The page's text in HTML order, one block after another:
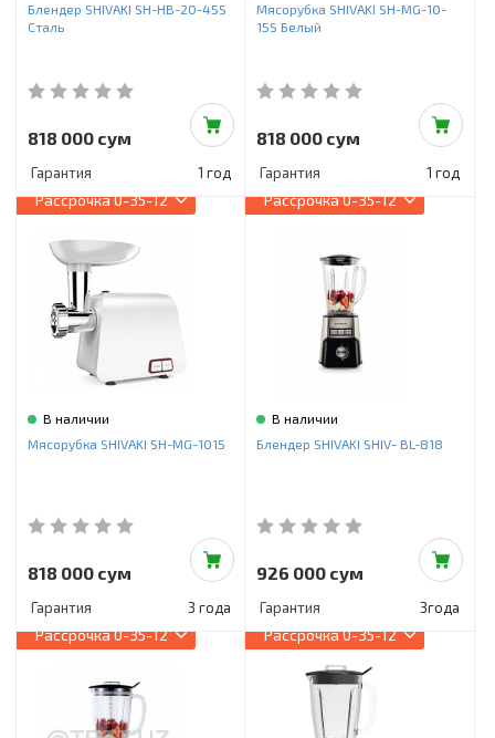
Блендер SHIVAKI SH-HB-20-45S
Сталь
818 000 сум
Гарантия 1 год
Мясорубка SHIVAKI SH-MG-10-
15S Белый
818 000 сум
Гарантия 1 год
Рассрочка0-35-12
В наличии
Мясорубка SHIVAKI SH-MG-1015
818 000 сум
Гарантия 3 года
Рассрочка0-35-12
В наличии
Блендер SHIVAKI SHIV- BL-818
926 000 сум
Гарантия 3года
Рассрочка0-35-12 Рассрочка0-35-12